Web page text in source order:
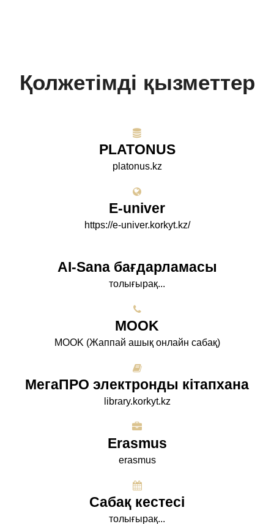
Қолжетімді қызметтер
PLATONUS
platonus.kz
E-univer
https://e-univer.korkyt.kz/
AI-Sana бағдарламасы
толығырақ...
МООK
МООK (Жаппай ашық онлайн сабақ)
МегаПРО электронды кітапхана
library.korkyt.kz
Erasmus
erasmus
Сабақ кестесі
толығырақ...